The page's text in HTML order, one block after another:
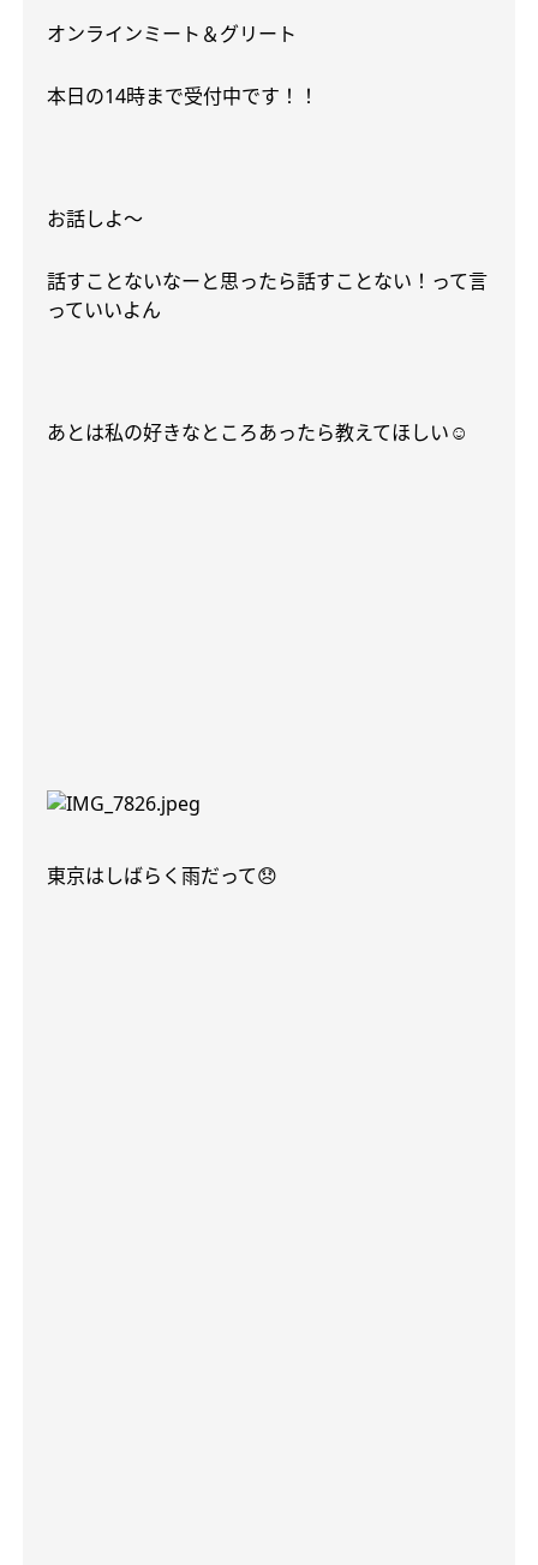
オンラインミート＆グリート
本日の14時まで受付中です！！
お話しよ〜
話すことないなーと思ったら話すことない！って言
っていいよん
あとは私の好きなところあったら教えてほしい☺️
東京はしばらく雨だって😞